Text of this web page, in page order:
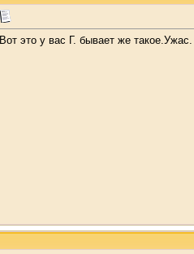
Вот это у вас Г. бывает же